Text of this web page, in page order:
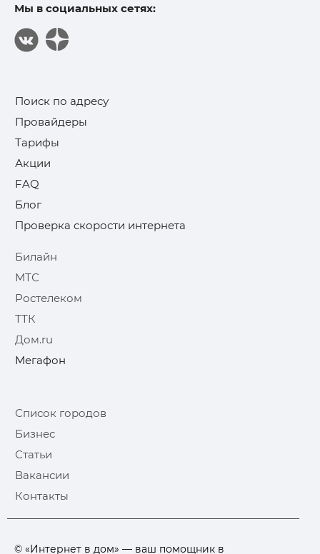
Мы в социальных сетях:
Поиск по адресу
Провайдеры
Тарифы
Акции
FAQ
Блог
Проверка скорости интернета
Билайн
МТС
Ростелеком
ТТК
Дом.ru
Мегафон
Список городов
Бизнес
Статьи
Вакансии
Контакты
© «Интернет в дом» — ваш помощник в